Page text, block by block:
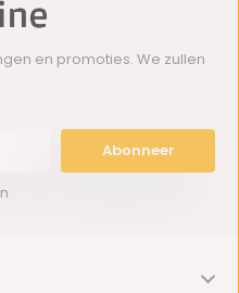
en promoties. We zullen
Abonneer